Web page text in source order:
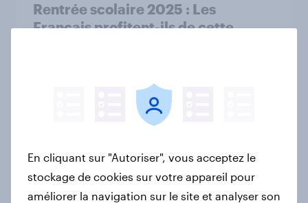
Rentrée scolaire 2025 : Les
Français profitent-ils de cette
Cotisations assurance en hausse :
Français ?
Rapport
En cliquant sur "Autoriser", vous acceptez le
stockage de cookies sur votre appareil pour
améliorer la navigation sur le site et analyser son